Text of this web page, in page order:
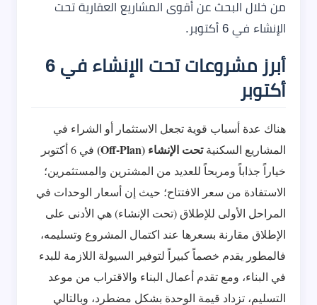
من خلال البحث عن أقوى المشاريع العقارية تحت
الإنشاء في 6 أكتوبر.
أبرز مشروعات تحت الإنشاء في 6
أكتوبر
هناك عدة أسباب قوية تجعل الاستثمار أو الشراء في
المشاريع السكنيةتحت الإنشاء (Off-Plan)
في 6 أكتوبر
خياراً جذاباً ومربحاً للعديد من المشترين والمستثمرين؛
الاستفادة من سعر الافتتاح؛ حيث إن أسعار الوحدات في
المراحل الأولى للإطلاق (تحت الإنشاء) هي الأدنى على
الإطلاق مقارنة بسعرها عند اكتمال المشروع وتسليمه،
فالمطور يقدم خصماً كبيراً لتوفير السيولة اللازمة للبدء
في البناء، ومع تقدم أعمال البناء والاقتراب من موعد
التسليم، تزداد قيمة الوحدة بشكل مضطرد، وبالتالي